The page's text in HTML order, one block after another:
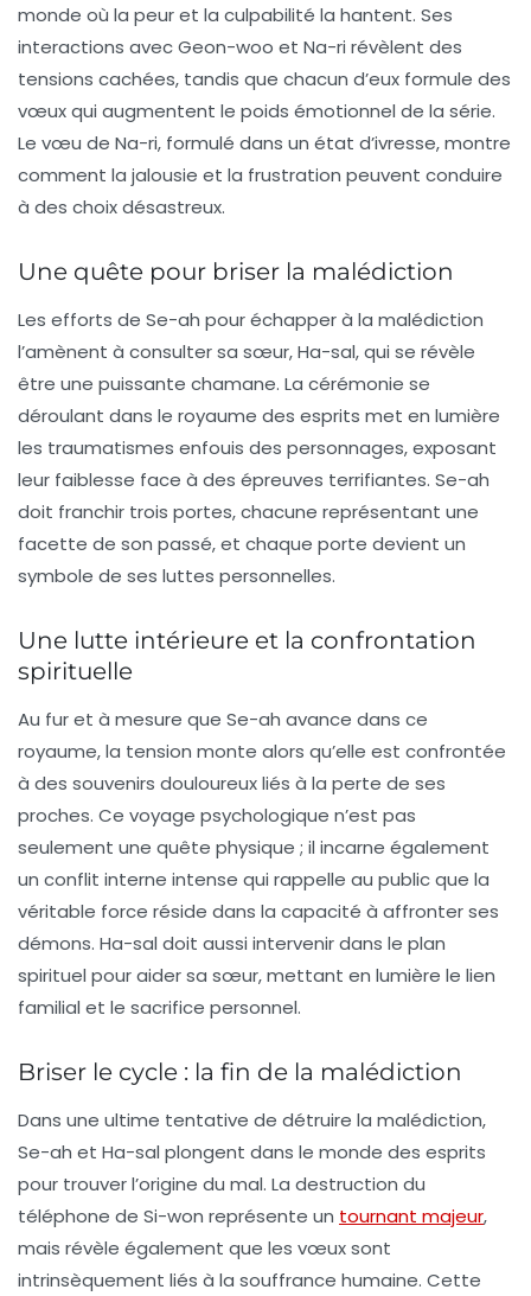
monde où la peur et la culpabilité la hantent. Ses
interactions avec Geon-woo et Na-ri révèlent des
tensions cachées, tandis que chacun d’eux formule des
vœux qui augmentent le poids émotionnel de la série.
Le vœu de Na-ri, formulé dans un état d’ivresse, montre
comment la jalousie et la frustration peuvent conduire
à des choix désastreux.
Une quête pour briser la malédiction
Les efforts de Se-ah pour échapper à la malédiction
l’amènent à consulter sa sœur, Ha-sal, qui se révèle
être une puissante chamane. La cérémonie se
déroulant dans le royaume des esprits met en lumière
les traumatismes enfouis des personnages, exposant
leur faiblesse face à des épreuves terrifiantes. Se-ah
doit franchir trois portes, chacune représentant une
facette de son passé, et chaque porte devient un
symbole de ses luttes personnelles.
Une lutte intérieure et la confrontation
spirituelle
Au fur et à mesure que Se-ah avance dans ce
royaume, la tension monte alors qu’elle est confrontée
à des souvenirs douloureux liés à la perte de ses
proches. Ce voyage psychologique n’est pas
seulement une quête physique ; il incarne également
un conflit interne intense qui rappelle au public que la
véritable force réside dans la capacité à affronter ses
démons. Ha-sal doit aussi intervenir dans le plan
spirituel pour aider sa sœur, mettant en lumière le lien
familial et le sacrifice personnel.
Briser le cycle : la fin de la malédiction
Dans une ultime tentative de détruire la malédiction,
Se-ah et Ha-sal plongent dans le monde des esprits
pour trouver l’origine du mal. La destruction du
téléphone de Si-won représente un tournant majeur,
mais révèle également que les vœux sont
intrinsèquement liés à la souffrance humaine. Cette